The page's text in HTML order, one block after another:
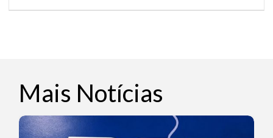
Mais Notícias